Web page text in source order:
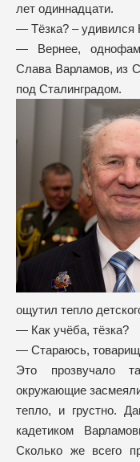
лет одиннадцати.
— Тёзка? –
— Вернее,
Слава Варламов, из
под Сталинградом.
ощутил тепло
— Как учёба, тёзка?
— Стараюсь, товарищ
Это прозвучало
окружающие
тепло, и грустно.
кадетиком
Сколько же всего